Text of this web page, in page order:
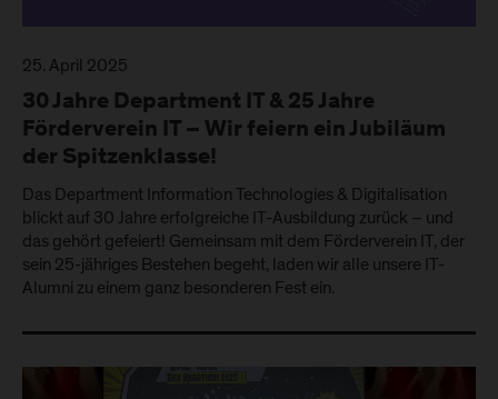
25. April 2025
30 Jahre Department IT & 25 Jahre
Förderverein IT – Wir feiern ein Jubiläum
der Spitzenklasse!
Das Department Information Technologies & Digitalisation
blickt auf 30 Jahre erfolgreiche IT-Ausbildung zurück – und
das gehört gefeiert! Gemeinsam mit dem Förderverein IT, der
sein 25-jähriges Bestehen begeht, laden wir alle unsere IT-
Alumni zu einem ganz besonderen Fest ein.